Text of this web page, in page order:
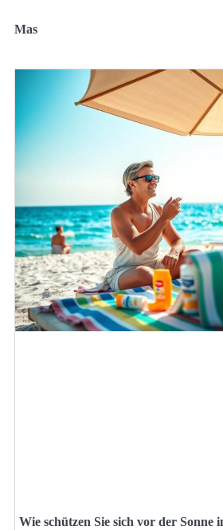
Mas
Wie schützen Sie sich vor der Sonne